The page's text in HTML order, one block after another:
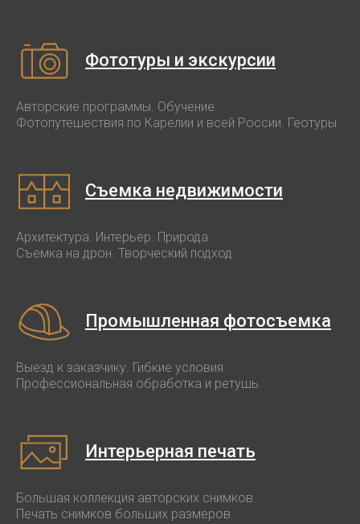
Фототуры и экскурсии
Авторские программы. Обучение.
Фотопутешествия по Карелии и всей России. Геотуры.
Съемка недвижимости
Архитектура. Интерьер. Природа.
Съемка на дрон. Творческий подход.
Промышленная фотосъемка
Выезд к заказчику. Гибкие условия.
Профессиональная обработка и ретушь.
Интерьерная печать
Большая коллекция авторских снимков.
Печать снимков больших размеров.